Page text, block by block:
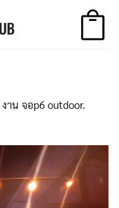
งาน จอp6 outdoor.